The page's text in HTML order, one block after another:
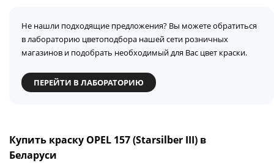
Не нашли подходящие предложения? Вы можете обратиться
в лабораторию цветоподбора нашей сети розничных
магазинов и подобрать необходимый для Вас цвет краски.
ПЕРЕЙТИ В ЛАБОРАТОРИЮ
Купить краску OPEL 157 (Starsilber III) в
Беларуси